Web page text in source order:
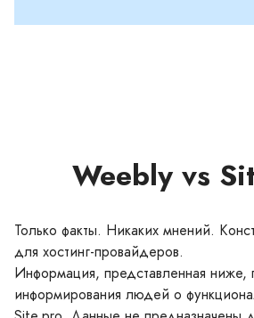
Weebly vs
Только факты. Никаких мнений.
для хостинг-провайдеров.
Информация, представленная ниже,
информирования людей о